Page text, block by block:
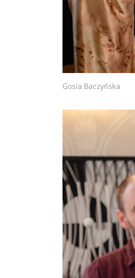
Gosia Baczyńska